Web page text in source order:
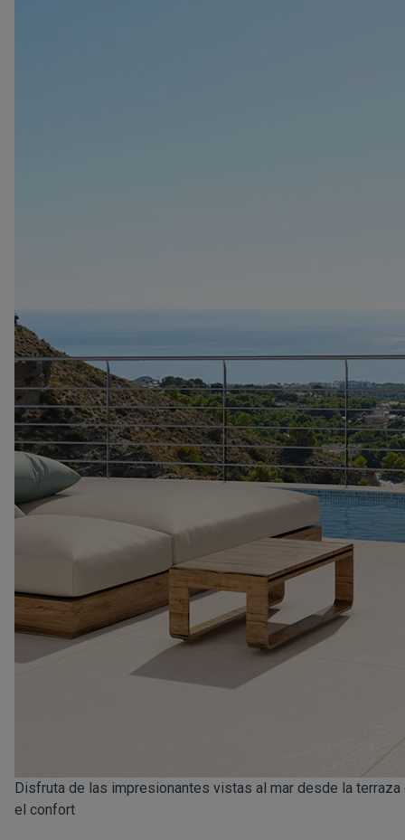
Disfruta de las impresionantes vistas al mar desde la
el confort